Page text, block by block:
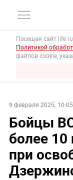
Посещая сайт
Политикой
файлов cookie,
9 февраля 2025, 10:05
Бойцы
более
при